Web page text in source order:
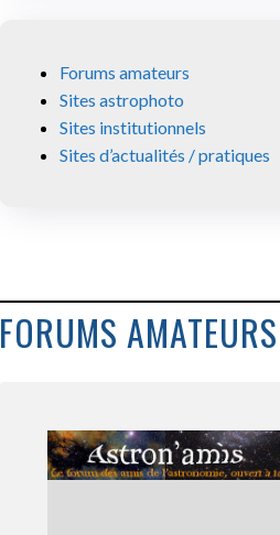
Forums amateurs
Sites astrophoto
Sites institutionnels
Sites d’actualités / pratiques
FORUMS AMATEURS